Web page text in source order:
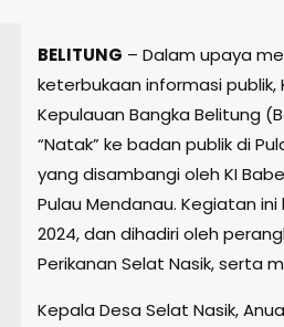
BELITUNG – Dalam upaya
keterbukaan informasi publik,
Kepulauan Bangka Belitung
“Natak” ke badan publik di
yang disambangi oleh KI
Pulau Mendanau. Kegiatan
2024, dan dihadiri oleh
Perikanan Selat Nasik, serta
Kepala Desa Selat Nasik,